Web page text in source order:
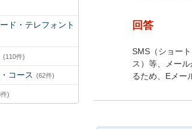
ド・テレフォント
(110件)
コース (62件)
)
回答
SMS（ショー
ス）等、メー
るため、Eメー